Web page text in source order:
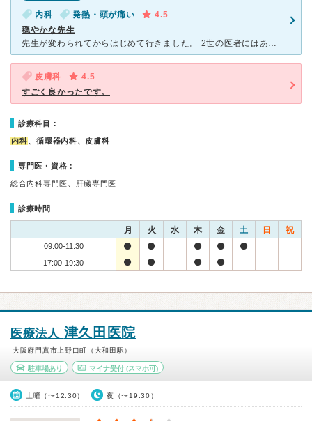
内科 発熱・頭が痛い
4.5
穏やかな先生
先生が変わられてからはじめて行きました。 2世の医者にはあまり良いイメージが無かったのですが、丁寧で、かかりつけにしようか迷っています。 中も綺麗な白色に変わり居心地が良くなりました。
皮膚科
4.5
すごく良かったです。
診療科目：
内科、循環器内科、皮膚科
専門医・資格：
総合内科専門医、肝臓専門医
診療時間
月 火 水 木 金 土 日 祝
09:00-11:30
17:00-19:30
医療法人 津久田医院
大阪府門真市上野口町（大和田駅）
駐車場あり マイナ受付(スマホ可)
土曜（〜12:30） 夜（〜19:30）